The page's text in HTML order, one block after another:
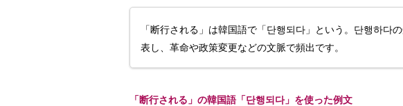
「断行される」は韓国語で「단행되다」という。단행하다
表し、革命や政策変更などの文脈で頻出です。
「断行される」の韓国語「단행되다」を使った例文